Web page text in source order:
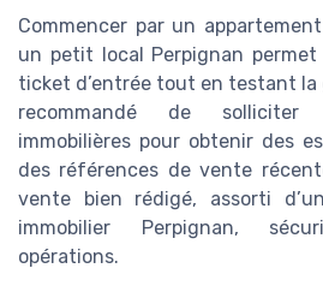
Commencer par un
un petit local Perpignan
ticket d’entrée tout en testant
recommandé de solliciter
immobilières pour obtenir des
des références de vente
vente bien rédigé, assorti
immobilier Perpignan,
opérations.